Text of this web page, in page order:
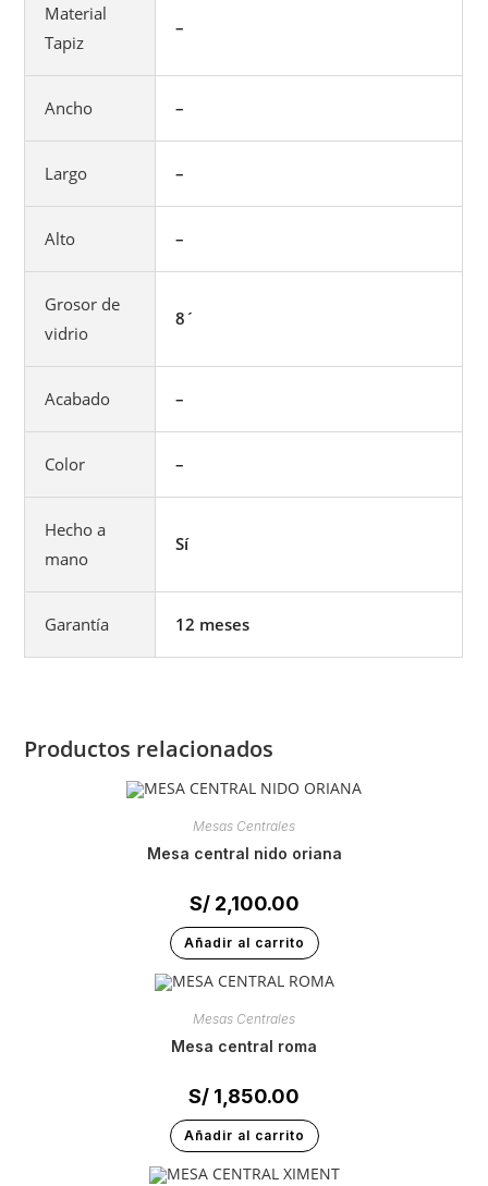
Material
Tapiz
–
Ancho –
Largo –
Alto –
Grosor de
vidrio
8´
Acabado –
Color –
Hecho a
mano
Sí
Garantía 12 meses
Productos relacionados
Mesas Centrales
mesa central nido oriana
S/2,100.00
Añadir al carrito
Mesas Centrales
mesa central roma
S/ 1,850.00
Añadir al carrito